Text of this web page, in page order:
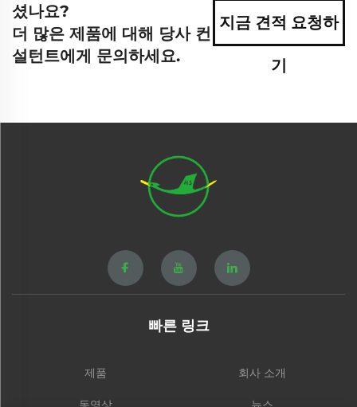
셨나요?
더 많은 제품에 대해 당사 컨
설턴트에게 문의하세요.
지금 견적 요청하
기
빠른 링크
제품 회사 소개